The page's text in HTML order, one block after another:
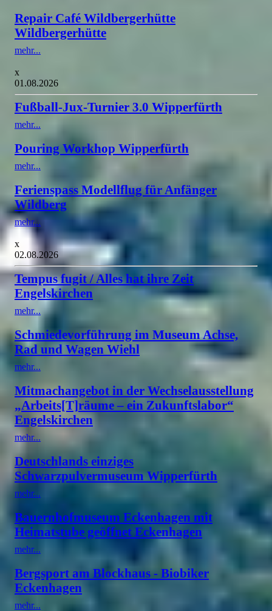
Repair Café Wildbergerhütte
Wildbergerhütte
mehr...
x
01.08.2026
Fußball-Jux-Turnier 3.0 Wipperfürth
mehr...
Pouring Workhop Wipperfürth
mehr...
Ferienspass Modellflug für Anfänger
Wildberg
mehr...
x
02.08.2026
Tempus fugit / Alles hat ihre Zeit
Engelskirchen
mehr...
Schmiedevorführung im Museum Achse,
Rad und Wagen Wiehl
mehr...
Mitmachangebot in der Wechselausstellung
„Arbeits[T]räume – ein Zukunftslabor“
Engelskirchen
mehr...
Deutschlands einziges
Schwarzpulvermuseum Wipperfürth
mehr...
Bauernhofmuseum Eckenhagen mit
Heimatstube geöffnet Eckenhagen
mehr...
Bergsport am Blockhaus - Biobiker
Eckenhagen
mehr...